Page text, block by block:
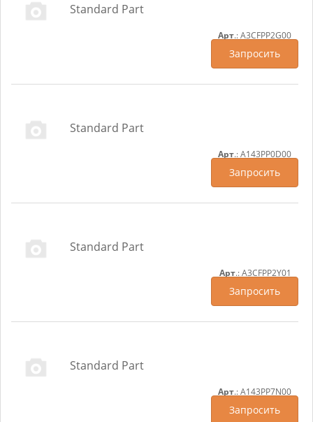
Standard Part
Арт.: A3CFPP2G00
Запросить
Standard Part
Арт.: A143PP0D00
Запросить
Standard Part
Арт.: A3CFPP2Y01
Запросить
Standard Part
Арт.: A143PP7N00
Запросить